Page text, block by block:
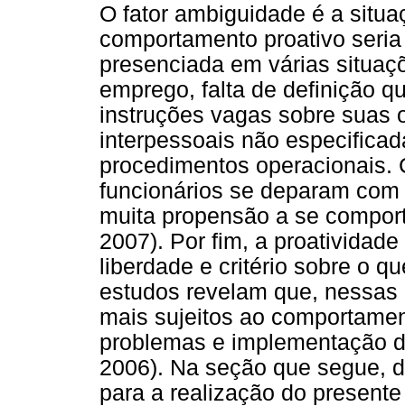
O fator ambiguidade é a
comportamento proativo
presenciada em várias
emprego, falta de definição
instruções vagas sobre suas
interpessoais não
procedimentos operacionais.
funcionários se deparam
muita propensão a se
2007). Por fim, a
liberdade e critério sobre o
estudos revelam que,
mais sujeitos ao
problemas e implementação
2006). Na seção que segue,
para a realização do